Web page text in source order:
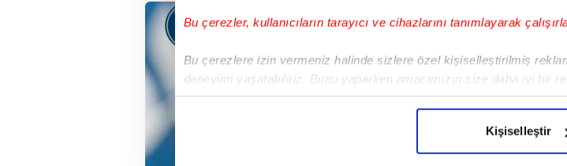
Bu çerezler, kullanıcıların tarayıcı ve cihazlarını tanımlayarak
Bu çerezlere izin vermeniz halinde sizlere özel kişiselleştirilmiş
deneyimi yaşatabiliriz. Bunu yaparken amacımızın size daha iyi bir
içerikleri sunabilmek adına elimizden gelen çabayı gösterdiğimizi ve
Her halükârda, kullanıcılar, bu çerezlere izin vermedikleri takdirde,
Kişiselleştir